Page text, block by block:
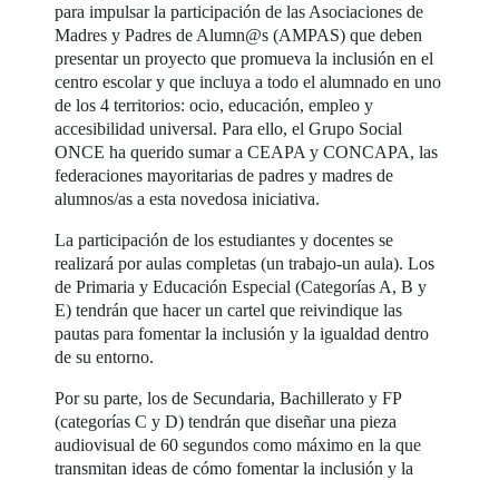
para impulsar la participación de las Asociaciones de
Madres y Padres de Alumn@s (AMPAS) que deben
presentar un proyecto que promueva la inclusión en el
centro escolar y que incluya a todo el alumnado en uno
de los 4 territorios: ocio, educación, empleo y
accesibilidad universal. Para ello, el Grupo Social
ONCE ha querido sumar a CEAPA y CONCAPA, las
federaciones mayoritarias de padres y madres de
alumnos/as a esta novedosa iniciativa.
La participación de los estudiantes y docentes se
realizará por aulas completas (un trabajo-un aula). Los
de Primaria y Educación Especial (Categorías A, B y
E) tendrán que hacer un cartel que reivindique las
pautas para fomentar la inclusión y la igualdad dentro
de su entorno.
Por su parte, los de Secundaria, Bachillerato y FP
(categorías C y D) tendrán que diseñar una pieza
audiovisual de 60 segundos como máximo en la que
transmitan ideas de cómo fomentar la inclusión y la